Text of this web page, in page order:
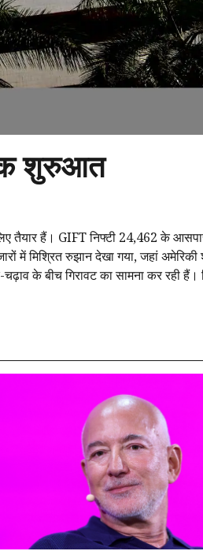
शुरुआत
हैं। GIFT निफ्टी 24,462 के
में मिश्रित रुझान देखा गया, जहां अमेरिकी
के बीच गिरावट का सामना कर रही